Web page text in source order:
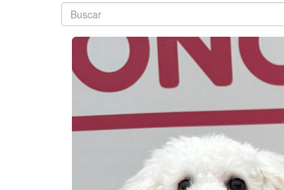
Formulario
de
búsqueda
Buscar